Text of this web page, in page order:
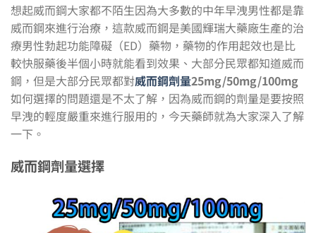
想起威而鋼大家都不陌生因為大多數的中年早洩男性都是靠
威而鋼來進行治療，這款威而鋼是美國輝瑞大藥廠生產的治
療男性勃起功能障礙（ED）藥物，藥物的作用起效也是比
較快服藥後半個小時就能看到效果、大部分民眾都知道威而
鋼，但是大部分民眾都對威而鋼劑量25mg/50mg/100mg
如何選擇的問題還是不太了解，因為威而鋼的劑量是要按照
早洩的輕度嚴重來進行服用的，今天藥師就為大家深入了解
一下。
威而鋼劑量選擇